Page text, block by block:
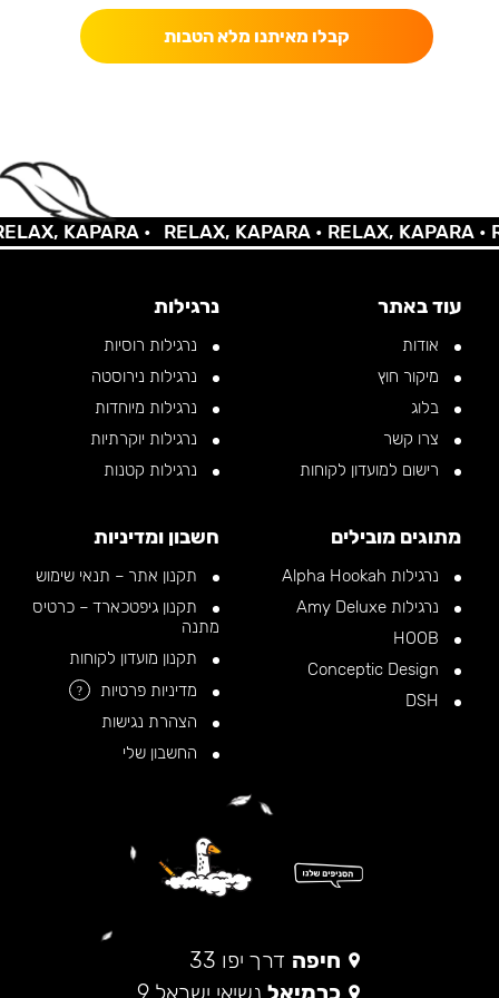
קבלו מאיתנו מלא הטבות
KAPARA • RELAX, KAPARA •RELAX, KAPARA •
עוד באתר
אודות
מיקור חוץ
בלוג
צרו קשר
רישום למועדון לקוחות
נרגילות
נרגילות רוסיות
נרגילות נירוסטה
נרגילות מיוחדות
נרגילות יוקרתיות
נרגילות קטנות
מתוגים מובילים
נרגילות Alpha Hookah
נרגילות Amy Deluxe
חשבון ומדיניות
תקנון אתר – תנאי שימוש
תקנון גיפטכארד – כרטיס
מתנה
תקנון מועדון לקוחות
מדיניות פרטיות
?
הצהרת נגישות
החשבון שלי
חיפה דרך יפו 33
כרמיאל נשיאי ישראל 9